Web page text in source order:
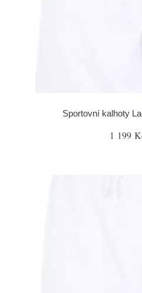
Sportovní kalhoty
1 199